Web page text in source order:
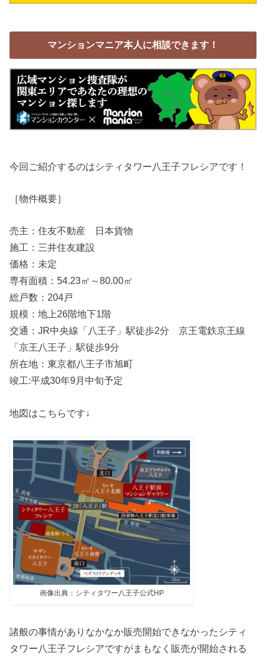
マンションマニア本人に相談できます！
今回ご紹介するのはシティタワー八王子フレシアです！
［物件概要］
売主：住友不動産 日本貨物
施工：三井住友建設
価格：未定
専有面積：54.23㎡～80.00㎡
総戸数：204戸
規模：地上26階地下1階
交通：JR中央線「八王子」駅徒歩2分 京王電鉄京王線
「京王八王子」駅徒歩9分
所在地：東京都八王子市旭町
竣工:平成30年9月中旬予定
地図はこちらです↓
画像出典：シティタワー八王子公式HP
諸般の事情がありなかなか販売開始できなかったシティ
タワー八王子フレシアですがまもなく販売が開始される